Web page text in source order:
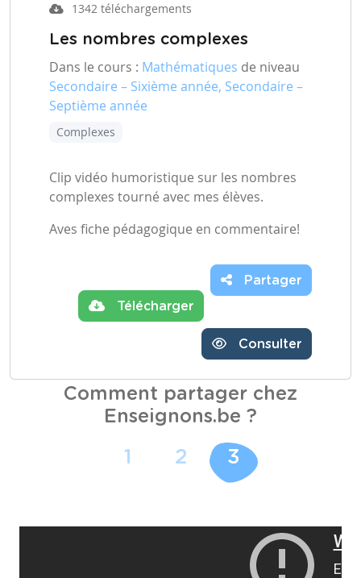
1342 téléchargements
Les nombres complexes
Dans le cours : Mathématiques de niveau
Secondaire – Sixième année, Secondaire –
Septième année
Complexes
Clip vidéo humoristique sur les nombres
complexes tourné avec mes élèves.
Aves fiche pédagogique en commentaire!
Télécharger
Partager
Consulter
Comment partager chez
Enseignons.be ?
1 2 3